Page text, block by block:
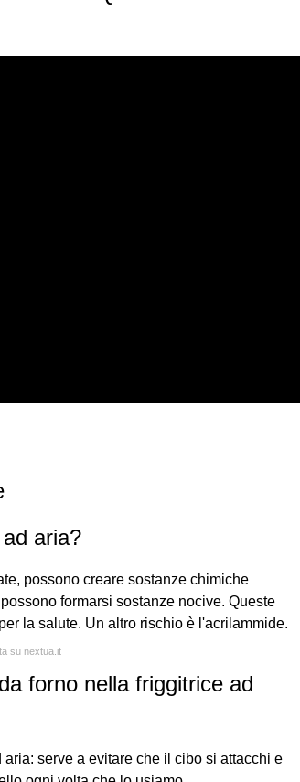
aria?
possono creare sostanze chimiche
formarsi sostanze nocive. Queste
la salute. Un altro rischio è l'acrilammide.
su nextua.it
forno nella friggitrice ad
serve a evitare che il cibo si attacchi e